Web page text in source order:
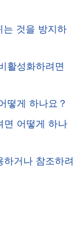
것을 방지하
활성화하려면
떻게 하나요？
면 어떻게 하나
거나 참조하려